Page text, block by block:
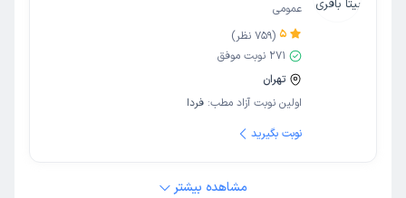
عمومی
5
(
759 نظر)
271 نوبت موفق
تهران
اولین نوبت آزاد مطب: فردا
نوبت بگیرید
مشاهده بیشتر